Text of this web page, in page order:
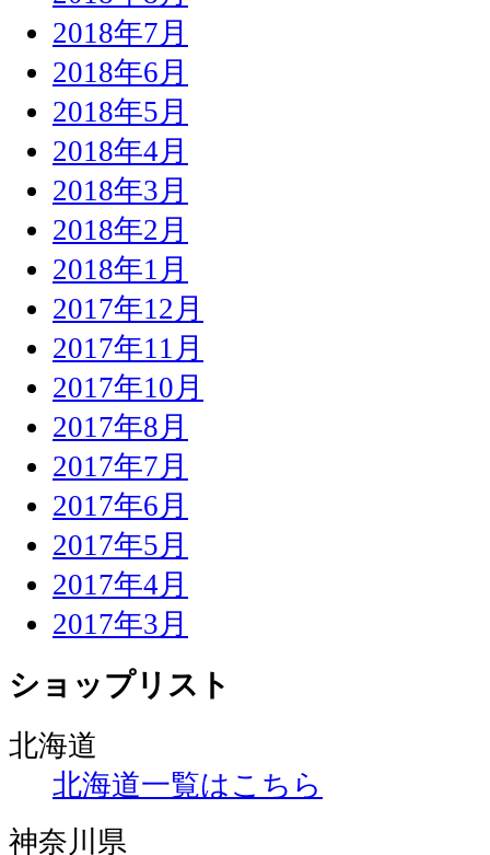
2018年7月
2018年6月
2018年5月
2018年4月
2018年3月
2018年2月
2018年1月
2017年12月
2017年11月
2017年10月
2017年8月
2017年7月
2017年6月
2017年5月
2017年4月
2017年3月
ショップリスト
北海道
北海道一覧はこちら
神奈川県